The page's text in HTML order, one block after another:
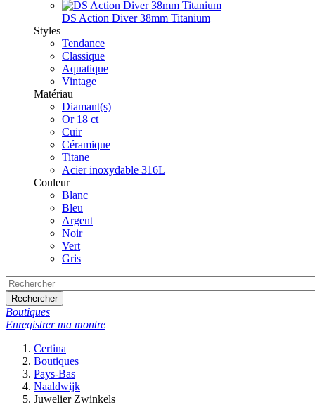
DS Action Diver 38mm Titanium
Styles
Tendance
Classique
Aquatique
Vintage
Matériau
Diamant(s)
Or 18 ct
Cuir
Céramique
Titane
Acier inoxydable 316L
Couleur
Blanc
Bleu
Argent
Noir
Vert
Gris
Rechercher
Boutiques
Enregistrer ma montre
Certina
Boutiques
Pays-Bas
Naaldwijk
Juwelier Zwinkels